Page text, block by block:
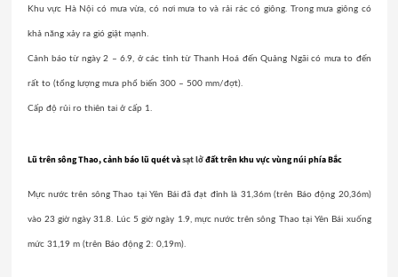
Khu vực Hà Nội có mưa vừa, có nơi mưa to và rải rác có giông. Trong mưa giông có
khả năng xảy ra gió giật mạnh.
Cảnh báo từ ngày 2 – 6.9, ở các tỉnh từ Thanh Hoá đến Quảng Ngãi có mưa to đến
rất to (tổng lượng mưa phổ biến 300 – 500 mm/đợt).
Cấp độ rủi ro thiên tai ở cấp 1.
Lũ trên sông Thao, cảnh báo lũ quét vàsạt lởđất trên khu vực vùng núi phía Bắc
Mực nước trên sông Thao tại Yên Bái đã đạt đỉnh là 31,36m (trên Báo động 20,36m)
vào 23 giờ ngày 31.8. Lúc 5 giờ ngày 1.9, mực nước trên sông Thao tại Yên Bái xuống
mức 31,19 m (trên Báo động 2: 0,19m).